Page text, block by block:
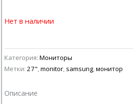
Нет в наличии
Категория: Мониторы
Метки: 27",monitor, samsung,монитор
Описание